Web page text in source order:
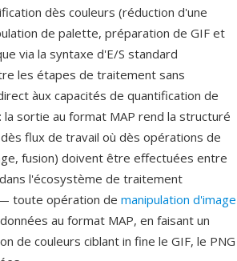
dès couleurs (réduction d'une
de palette, préparation de GIF et
via la syntaxe d'E/S standard
les étapes de traitement sans
àux capacités de quantification de
sortie au format MAP rend la structuré
flux de travail où dès opérations de
fusion) doivent être effectuées entre
l'écosystème de traitement
toute opération de manipulation d'image
au format MAP, en faisant un
de couleurs ciblant in fine le GIF, le PNG